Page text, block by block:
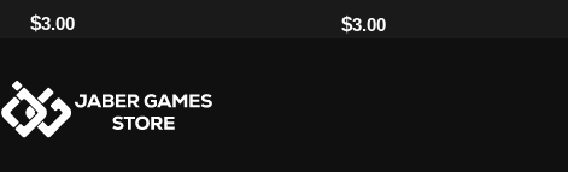
$3.00 $3.00